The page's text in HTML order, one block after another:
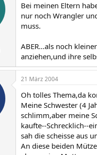
Bei meinen Eltern
nur noch Wrangler
muss.
ABER...als noch
anziehen,und ihre
21 März 2004
Oh tolles Thema,da
Meine Schwester (4
schlimm,aber meine
kaufte--Schrecklich--
sah die scheisse aus
An diese beiden